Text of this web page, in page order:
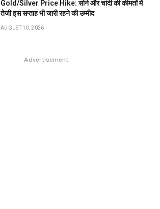
Gold/Silver Price Hike: सोने और चांदी की कीमतों में
तेजी इस सप्ताह भी जारी रहने की उम्मीद
AUGUST 10, 2026
Advertisement